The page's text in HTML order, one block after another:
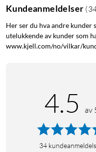
Kundeanmeldelser (
Her ser du hva andre kunder
utelukkende av kunder som
www.kjell.com/no/vilkar/
4.5 av
34